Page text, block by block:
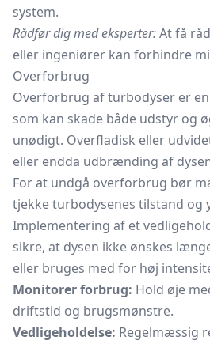
system.
Rådfør dig med eksperter:At få
eller ingeniører kan forhindre
Overforbrug
Overforbrug af turbodyser er
som kan skade både udstyr og
unødigt. Overfladisk eller
eller endda udbrænding af
For at undgå overforbrug bør
tjekke turbodysenes tilstand og
Implementering af et
sikre, at dysen ikke ønskes
eller bruges med for høj
Monitorer forbrug: Hold øje
driftstid og brugsmønstre.
Vedligeholdelse: Regelmæssig